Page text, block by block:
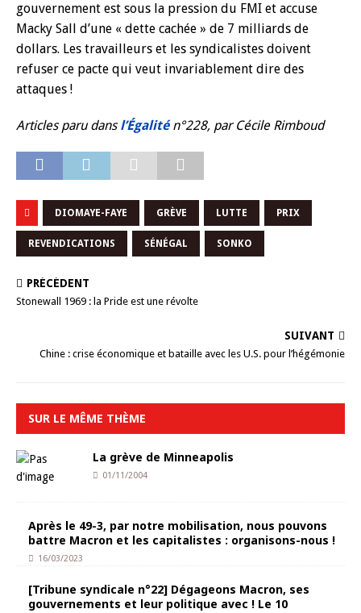
gouvernement est sous la pression du FMI et accuse
Macky Sall d’une « dette cachée » de 7 milliards de
dollars. Les travailleurs et les syndicalistes doivent
refuser ce pacte qui veut invariablement dire des
attaques !
Articles paru dans l’Égalitén°228, par Cécile Rimboud
DIOMAYE-FAYE GRÈVE LUTTE PRIX
REVENDICATIONS SÉNÉGAL SONKO
PRÉCÉDENT
Stonewall 1969 : la Pride est une révolte
SUIVANT
Chine : crise économique et bataille avec les U.S. pour l’hégémonie
SUR LE MÊME THÈME
La grève de Minneapolis
01/11/2004
Après le 49-3, par notre mobilisation, nous pouvons
battre Macron et les capitalistes : organisons-nous !
16/03/2023
[Tribune syndicale n°22] Dégageons Macron, ses
gouvernements et leur politique avec ! Le 10